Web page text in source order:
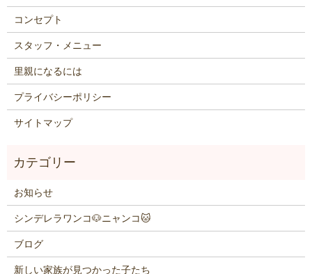
コンセプト
スタッフ・メニュー
里親になるには
プライバシーポリシー
サイトマップ
お知らせ
シンデレラワンコ🐶ニャンコ🐱
ブログ
新しい家族が見つかった子たち